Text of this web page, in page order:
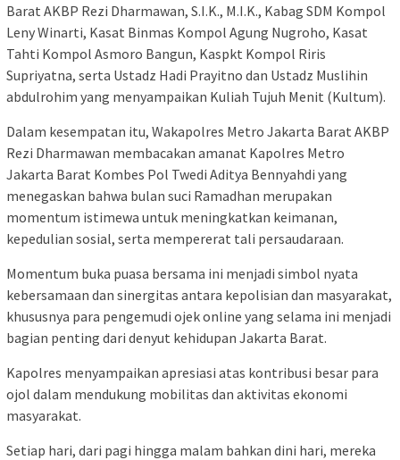
Barat AKBP Rezi Dharmawan, S.I.K., M.I.K., Kabag SDM Kompol
Leny Winarti, Kasat Binmas Kompol Agung Nugroho, Kasat
Tahti Kompol Asmoro Bangun, Kaspkt Kompol Riris
Supriyatna, serta Ustadz Hadi Prayitno dan Ustadz Muslihin
abdulrohim yang menyampaikan Kuliah Tujuh Menit (Kultum).
Dalam kesempatan itu, Wakapolres Metro Jakarta Barat AKBP
Rezi Dharmawan membacakan amanat Kapolres Metro
Jakarta Barat Kombes Pol Twedi Aditya Bennyahdi yang
menegaskan bahwa bulan suci Ramadhan merupakan
momentum istimewa untuk meningkatkan keimanan,
kepedulian sosial, serta mempererat tali persaudaraan.
Momentum buka puasa bersama ini menjadi simbol nyata
kebersamaan dan sinergitas antara kepolisian dan masyarakat,
khususnya para pengemudi ojek online yang selama ini menjadi
bagian penting dari denyut kehidupan Jakarta Barat.
Kapolres menyampaikan apresiasi atas kontribusi besar para
ojol dalam mendukung mobilitas dan aktivitas ekonomi
masyarakat.
Setiap hari, dari pagi hingga malam bahkan dini hari, mereka